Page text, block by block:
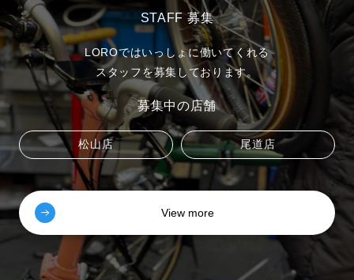
STAFF 募集
LOROではいっしょに働いてくれる
スタッフを募集しております。
募集中の店舗
松山店 尾道店
View more